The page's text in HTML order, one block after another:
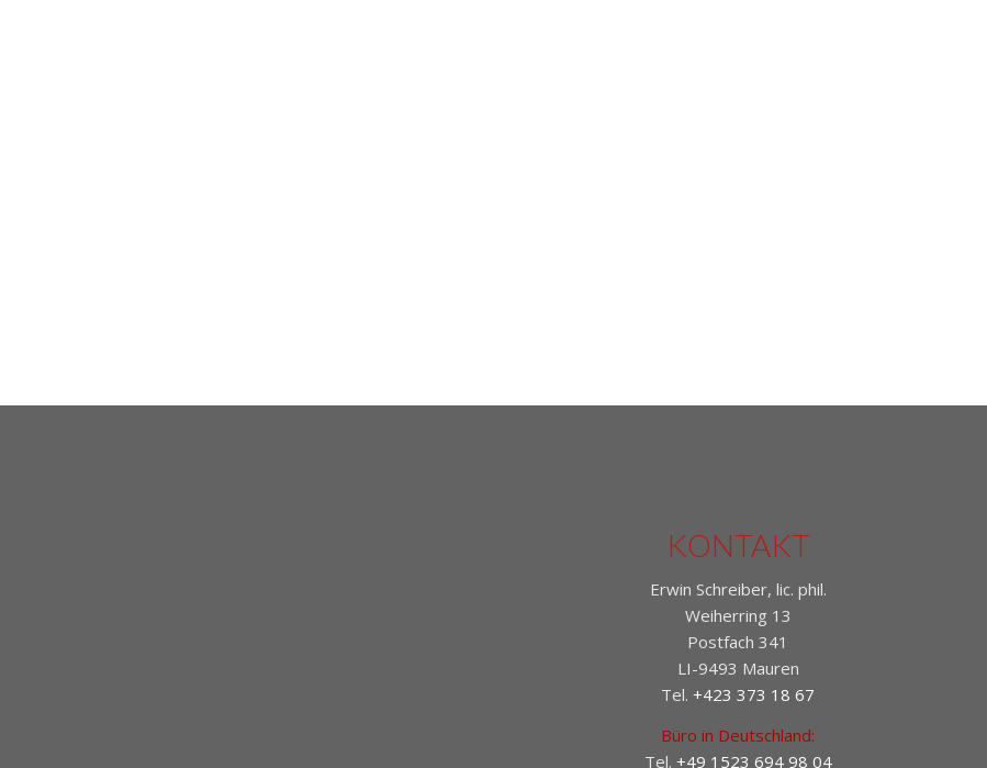
KONTAKT
Erwin Schreiber, lic. phil.
Weiherring 13
Postfach 341
LI-9493 Mauren
Tel. +423 373 18 67
Büro in Deutschland:
Tel. +49 1523 694 98 04